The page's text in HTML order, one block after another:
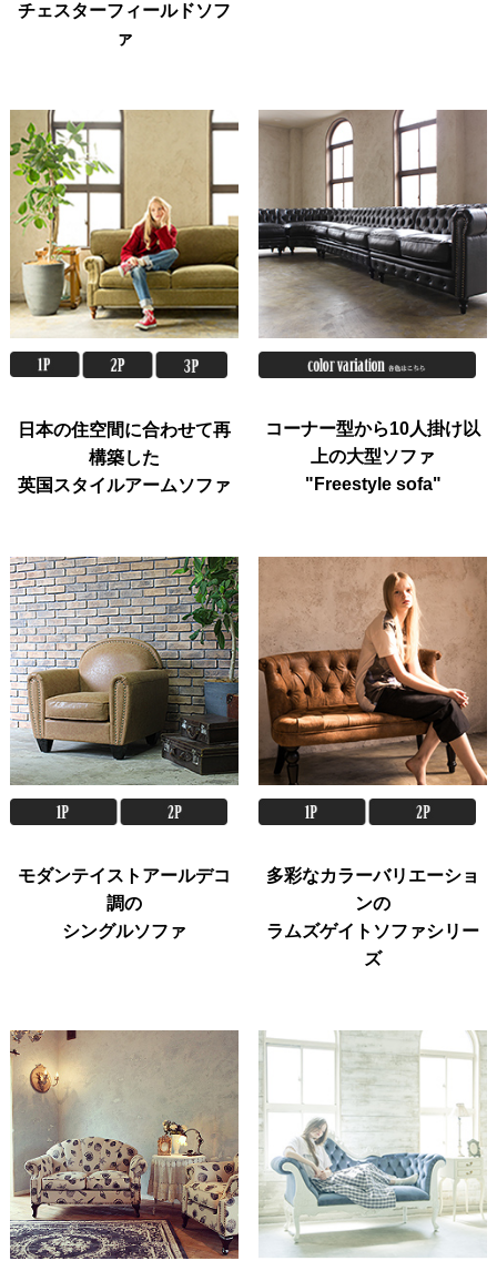
チェスターフィールドソフ
ァ
日本の住空間に合わせて再
構築した
英国スタイルアームソファ
コーナー型から10人掛け以
上の大型ソファ
"Freestyle sofa"
モダンテイストアールデコ
調の
シングルソファ
多彩なカラーバリエーショ
ンの
ラムズゲイトソファシリー
ズ